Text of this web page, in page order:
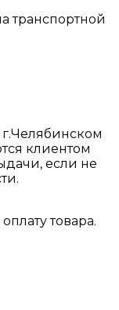
транспортной
клиентом
если не
товара.